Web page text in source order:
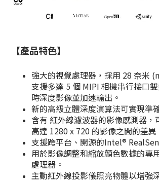
【產品特色】
強大的視覺處理器，採用 28 奈米
支援多達 5 個 MIPI 相機串行接口
時深度影像並加速輸出。
新的高級立體深度演算法可實現準
含有 紅外線濾波器的影像感測器，
高達 1280 x 720 的影像之間的差異
支援跨平台、開源的Intel®
用於影像調整和縮放顏色數據的專
處理器。
主動紅外線投影儀照亮物體以增強